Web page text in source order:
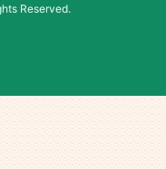
Reserved.